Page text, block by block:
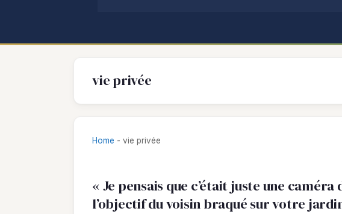
vie privée
Home - vie privée
« Je pensais que c’était juste une
l’objectif du voisin braqué sur votre